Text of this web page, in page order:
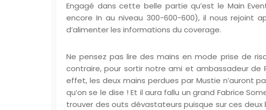
Engagé dans cette belle partie qu’est le Main
encore In au niveau 300-600-600), il nous rejoint
d’alimenter les informations du coverage.
Ne pensez pas lire des mains en mode prise de
contraire, pour sortir notre ami et ambassadeur de
effet, les deux mains perdues par Mustie n’auront
qu’on se le dise ! Et il aura fallu un grand Fabrice
trouver des outs dévastateurs puisque sur ces deux